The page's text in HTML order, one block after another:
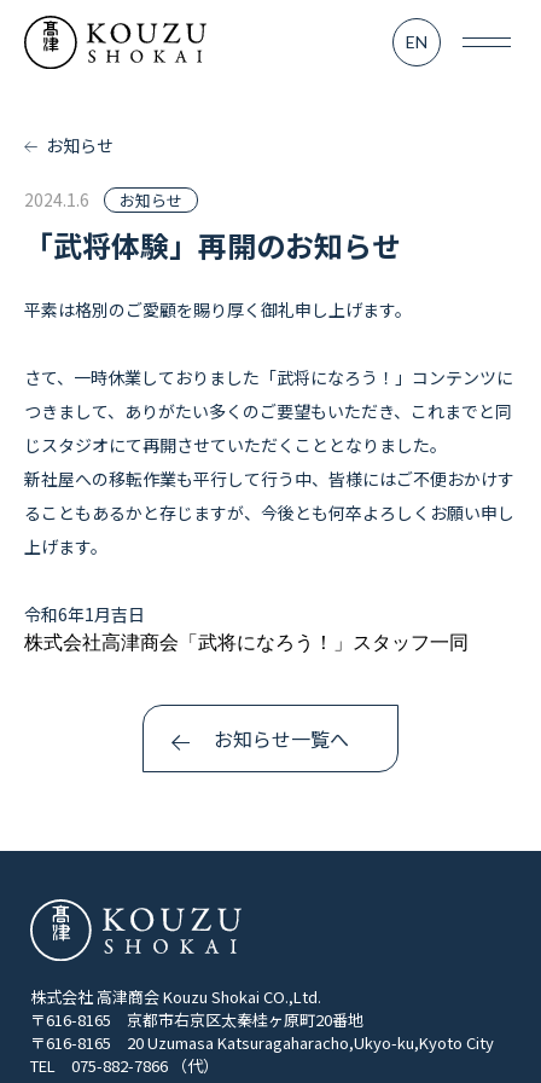
EN
業務内容
- KOUZU LAB
- MATSURI
実績紹介
RENTAL
レンタル部門
採用情報
お知らせ
2024.1.6 お知らせ
「武将体験」再開のお知らせ
平素は格別のご愛顧を賜り厚く御礼申し上げます。
さて、一時休業しておりました「武将になろう！」コンテンツに
つきまして、ありがたい多くのご要望もいただき、これまでと同
じスタジオにて再開させていただくこととなりました。
新社屋への移転作業も平行して行う中、皆様にはご不便おかけす
ることもあるかと存じますが、今後とも何卒よろしくお願い申し
上げます。
令和6年1月吉日
株式会社高津商会「武将になろう！」スタッフ一同
お知らせ一覧へ
株式会社 高津商会 Kouzu Shokai CO.,Ltd.
〒616-8165 京都市右京区太秦桂ヶ原町20番地
〒616-8165 20 Uzumasa Katsuragaharacho,Ukyo-ku,Kyoto City
TEL 075-882-7866 （代）